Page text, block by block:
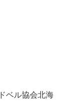
ベル協会北海